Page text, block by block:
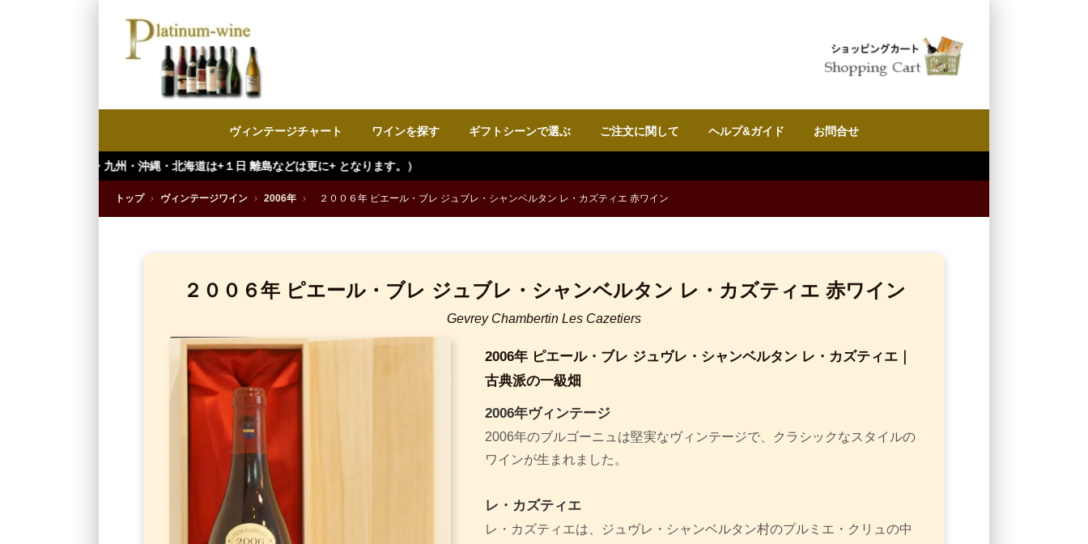
ヴィンテージチャート ワインを探す ギフトシーンで選ぶ ご注文に関して ヘルプ&ガイド お問合せ
縄・北海道は+１日 離島などは更に+ となります。）
トップ › ヴィンテージワイン › 2006年 › ２００６年 ピエール・ブレ ジュブレ・シャンベルタン レ・カズティエ 赤ワイン
２００６年 ピエール・ブレ ジュブレ・シャンベルタン レ・カズティエ 赤ワイン
Gevrey Chambertin Les Cazetiers
2006年 ピエール・ブレ ジュヴレ・シャンベルタン レ・カズティエ｜
古典派の一級畑
2006年ヴィンテージ
2006年のブルゴーニュは堅実なヴィンテージで、クラシックなスタイルの
ワインが生まれました。
レ・カズティエ
レ・カズティエは、ジュヴレ・シャンベルタン村のプルミエ・クリュの中